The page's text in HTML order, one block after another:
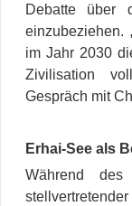
Debatte über
einzubeziehen.
im Jahr 2030
Zivilisation
Gespräch mit
Erhai-See als
Während des